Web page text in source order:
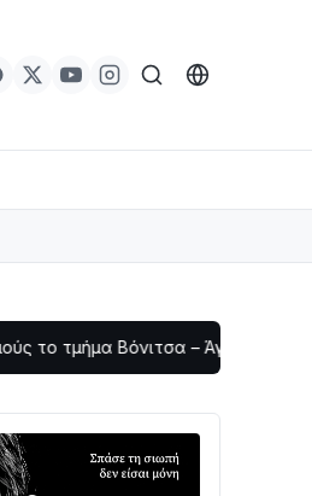
Βόνιτσα – Άγιος Νικόλαος |